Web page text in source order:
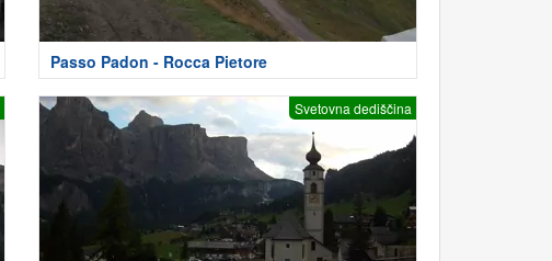
Passo Padon - Rocca Pietore
Svetovna dediščina